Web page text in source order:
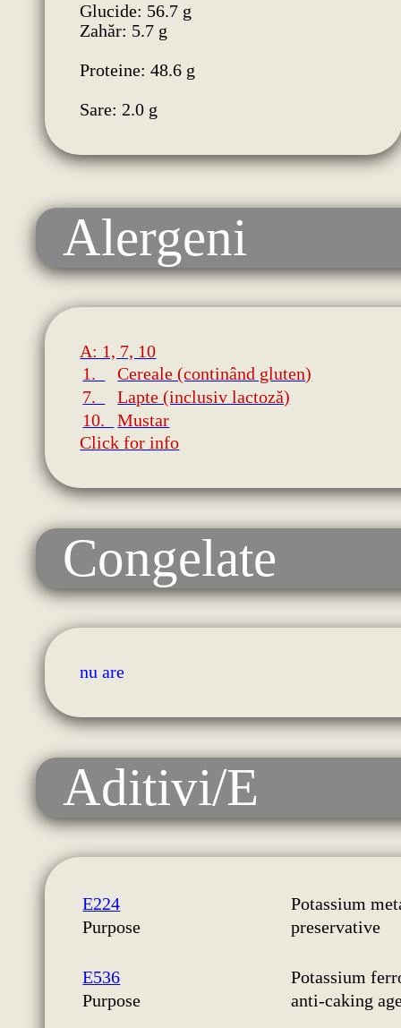
Glucide: 56.7 g
Zahăr: 5.7 g
Proteine: 48.6 g
Sare: 2.0 g
Alergeni
A: 1, 7, 10
1.
Cereale (continând gluten)
7.
Lapte (inclusiv lactoză)
10.
Mustar
Click for info
Congelate
nu are
Aditivi/E
E224
Potassium
Purpose
preservative
E536
Potassium
Purpose
anti-caking